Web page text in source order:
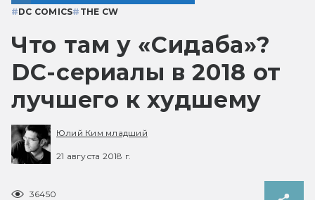
#DC COMICS# THE CW
Что там у «Сидаба»?
DC-сериалы в 2018 от
лучшего к худшему
Юлий Ким младший
21 августа 2018 г.
36450